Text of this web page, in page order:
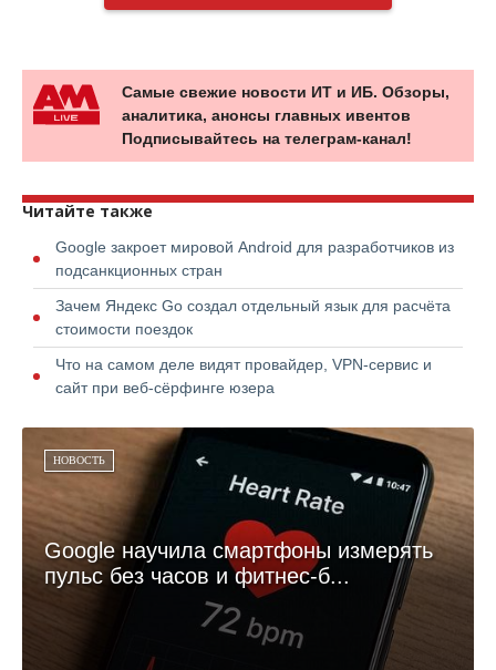
Самые свежие новости ИТ и ИБ. Обзоры,
аналитика, анонсы главных ивентов
Подписывайтесь на телеграм-канал!
Читайте также
Google закроет мировой Android для разработчиков из
подсанкционных стран
Зачем Яндекс Go создал отдельный язык для расчёта
стоимости поездок
Что на самом деле видят провайдер, VPN-сервис и
сайт при веб-сёрфинге юзера
НОВОСТЬ
Google научила смартфоны измерять
пульс без часов и фитнес-б...